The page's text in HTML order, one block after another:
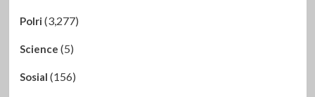
Polri (3,277)
Science (5)
Sosial (156)